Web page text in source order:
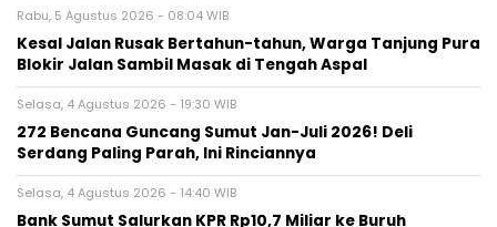
Rabu, 5 Agustus 2026 - 08:04 WIB
Kesal Jalan Rusak Bertahun-tahun, Warga Tanjung Pura
Blokir Jalan Sambil Masak di Tengah Aspal
Selasa, 4 Agustus 2026 - 19:30 WIB
272 Bencana Guncang Sumut Jan-Juli 2026! Deli
Serdang Paling Parah, Ini Rinciannya
Selasa, 4 Agustus 2026 - 14:40 WIB
Bank Sumut Salurkan KPR Rp10,7 Miliar ke Buruh